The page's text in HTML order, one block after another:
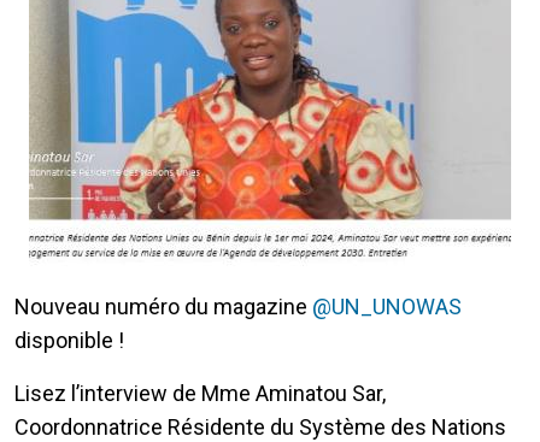
Nouveau numéro du magazine @UN_UNOWAS
disponible !
Lisez l’interview de Mme Aminatou Sar,
Coordonnatrice Résidente du Système des Nations